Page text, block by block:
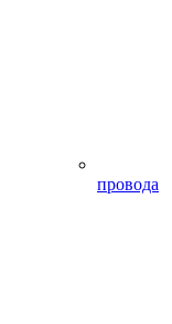
провода